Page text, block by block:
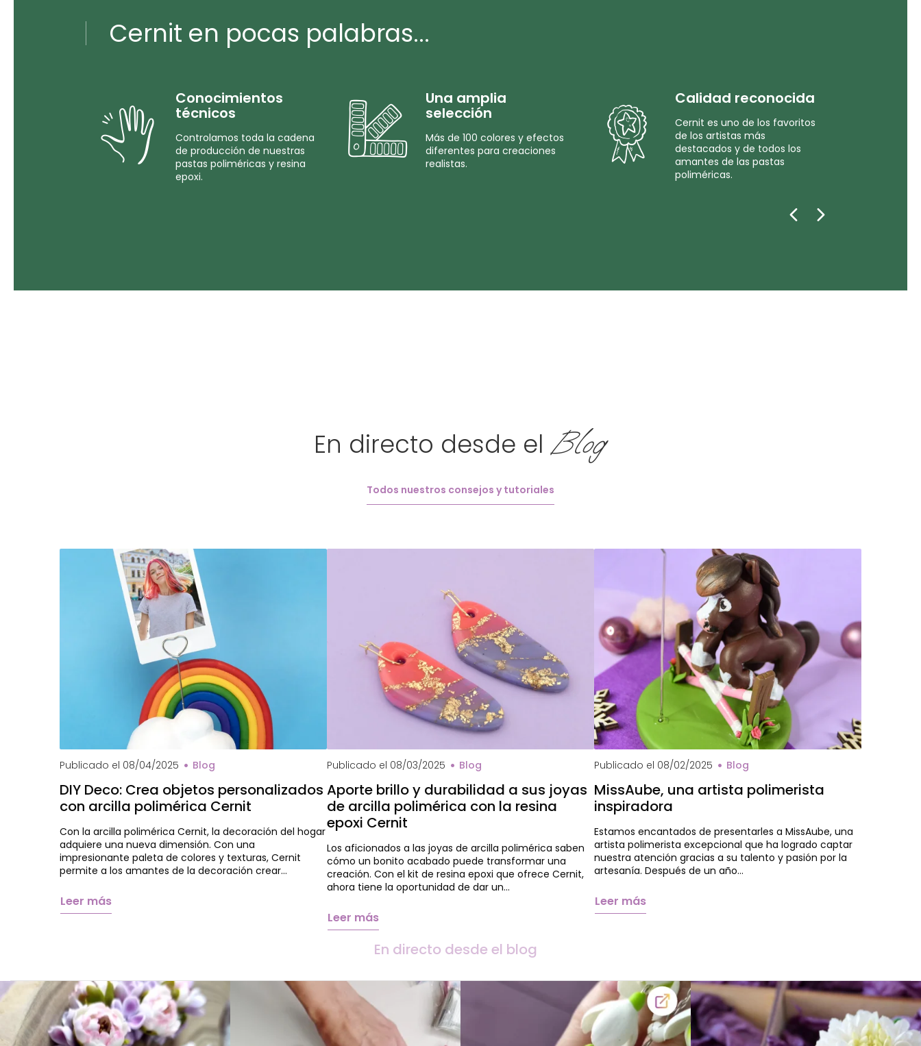
Cernit en pocas palabras...
Conocimientos
técnicos
Controlamos toda la cadena
de producción de nuestras
pastas poliméricas y resina
epoxi.
Una amplia
selección
Más de 100 colores y efectos
diferentes para creaciones
realistas.
Calidad reconocida
Cernit es uno de los favoritos
de los artistas más
destacados y de todos los
amantes de las pastas
poliméricas.
En directo desde el blog
En directo desde el Blog
Todos nuestros consejos y tutoriales
Publicado el 08/04/2025 Blog
DIY Deco: Crea objetos personalizados
con arcilla polimérica Cernit
Con la arcilla polimérica Cernit, la decoración del hogar
adquiere una nueva dimensión. Con una
impresionante paleta de colores y texturas, Cernit
permite a los amantes de la decoración crear…
Leer más
Publicado el 08/03/2025 Blog
Aporte brillo y durabilidad a sus joyas
de arcilla polimérica con la resina
epoxi Cernit
Los aficionados a las joyas de arcilla polimérica saben
cómo un bonito acabado puede transformar una
creación. Con el kit de resina epoxi que ofrece Cernit,
ahora tiene la oportunidad de dar un…
Leer más
Publicado el 08/02/2025 Blog
MissAube, una artista polimerista
inspiradora
Estamos encantados de presentarles a MissAube, una
artista polimerista excepcional que ha logrado captar
nuestra atención gracias a su talento y pasión por la
artesanía. Después de un año…
Leer más